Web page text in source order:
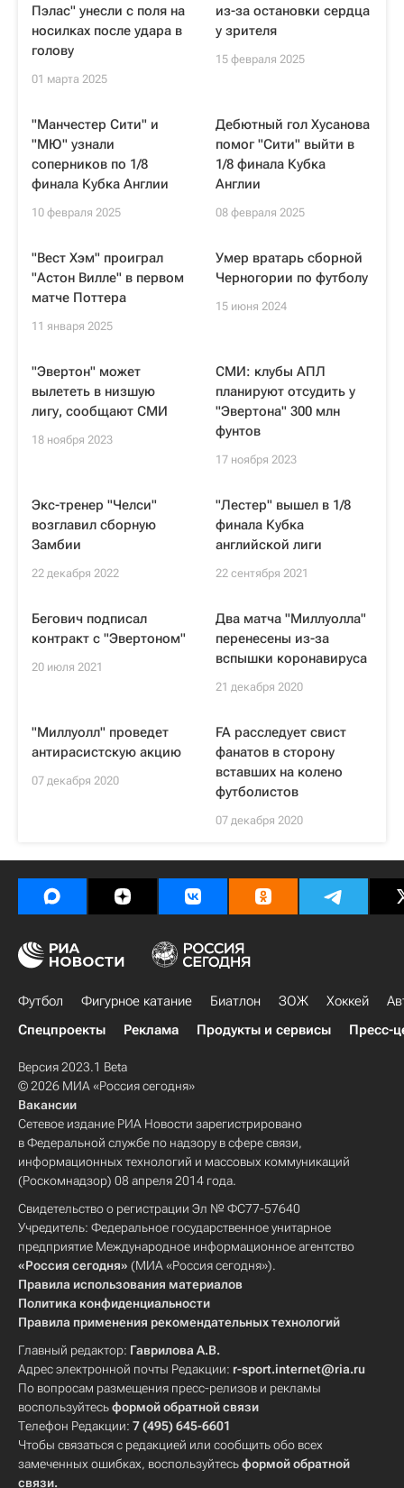
Пэлас" унесли с поля на
носилках после удара в
голову
01 марта 2025
из-за остановки сердца
у зрителя
15 февраля 2025
"Манчестер Сити" и
"МЮ" узнали
соперников по 1/8
финала Кубка Англии
10 февраля 2025
Дебютный гол Хусанова
помог "Сити" выйти в
1/8 финала Кубка
Англии
08 февраля 2025
"Вест Хэм" проиграл
"Астон Вилле" в первом
матче Поттера
11 января 2025
Умер вратарь сборной
Черногории по футболу
15 июня 2024
"Эвертон" может
вылететь в низшую
лигу, сообщают СМИ
18 ноября 2023
СМИ: клубы АПЛ
планируют отсудить у
"Эвертона" 300 млн
фунтов
17 ноября 2023
Экс-тренер "Челси"
возглавил сборную
Замбии
22 декабря 2022
"Лестер" вышел в 1/8
финала Кубка
английской лиги
22 сентября 2021
Бегович подписал
контракт с "Эвертоном"
20 июля 2021
Два матча "Миллуолла"
перенесены из-за
вспышки коронавируса
21 декабря 2020
"Миллуолл" проведет
антирасистскую акцию
07 декабря 2020
FA расследует свист
фанатов в сторону
вставших на колено
футболистов
07 декабря 2020
Футбол Фигурное катание Биатлон ЗОЖ Хоккей
Спецпроекты
Реклама Продукты и сервисы Пресс-
Версия 2023.1 Beta
© 2026 МИА «Россия сегодня»
Вакансии
Сетевое издание РИА Новости зарегистрировано
в Федеральной службе по надзору в сфере связи,
информационных технологий и массовых коммуникаций
(Роскомнадзор) 08 апреля 2014 года.
Свидетельство о регистрации Эл № ФС77-57640
Учредитель: Федеральное государственное унитарное
предприятие Международное информационное агентство
«Россия сегодня» (МИА «Россия сегодня»).
Правила использования материалов
Политика конфиденциальности
Правила применения рекомендательных технологий
Главный редактор: Гаврилова А.В.
Адрес электронной почты Редакции: r-sport.internet@ria.ru
По вопросам размещения пресс-релизов и рекламы
воспользуйтесьформой обратной связи
Телефон Редакции: 7 (495) 645-6601
Чтобы связаться с редакцией или сообщить обо всех
замеченных ошибках, воспользуйтесьформой обратной
связи.